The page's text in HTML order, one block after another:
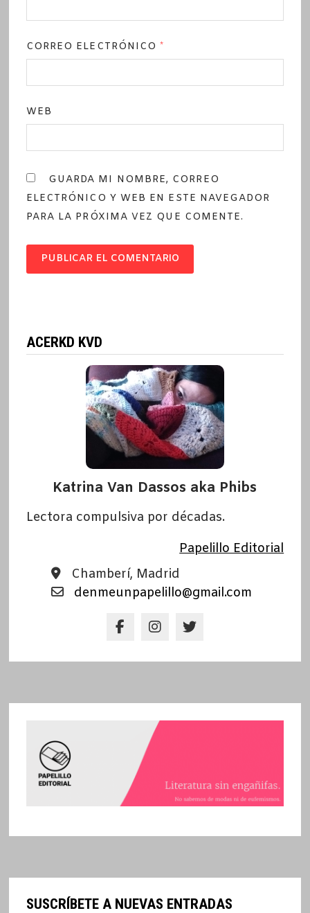
CORREO ELECTRÓNICO*
WEB
GUARDA MI NOMBRE, CORREO
ELECTRÓNICO Y WEB EN ESTE NAVEGADOR
PARA LA PRÓXIMA VEZ QUE COMENTE.
ACERKD KVD
Katrina Van Dassos aka Phibs
Lectora compulsiva por décadas.
Papelillo Editorial
Chamberí, Madrid
denmeunpapelillo@gmail.com
SUSCRÍBETE A NUEVAS ENTRADAS